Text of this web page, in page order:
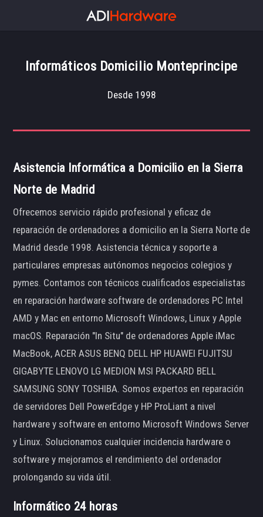
Informáticos Domicilio Monteprincipe
Desde 1998
Asistencia Informática a Domicilio en la Sierra
Norte de Madrid
Ofrecemos servicio rápido profesional y eficaz de
reparación de ordenadores a domicilio en la Sierra Norte de
Madrid desde 1998. Asistencia técnica y soporte a
particulares empresas autónomos negocios colegios y
pymes. Contamos con técnicos cualificados especialistas
en reparación hardware software de ordenadores PC Intel
AMD y Mac en entorno Microsoft Windows, Linux y Apple
macOS. Reparación "In Situ" de ordenadores Apple iMac
MacBook, ACER ASUS BENQ DELL HP HUAWEI FUJITSU
GIGABYTE LENOVO LG MEDION MSI PACKARD BELL
SAMSUNG SONY TOSHIBA. Somos expertos en reparación
de servidores Dell PowerEdge y HP ProLiant a nivel
hardware y software en entorno Microsoft Windows Server
y Linux. Solucionamos cualquier incidencia hardware o
software y mejoramos el rendimiento del ordenador
prolongando su vida útil.
Informático 24 horas